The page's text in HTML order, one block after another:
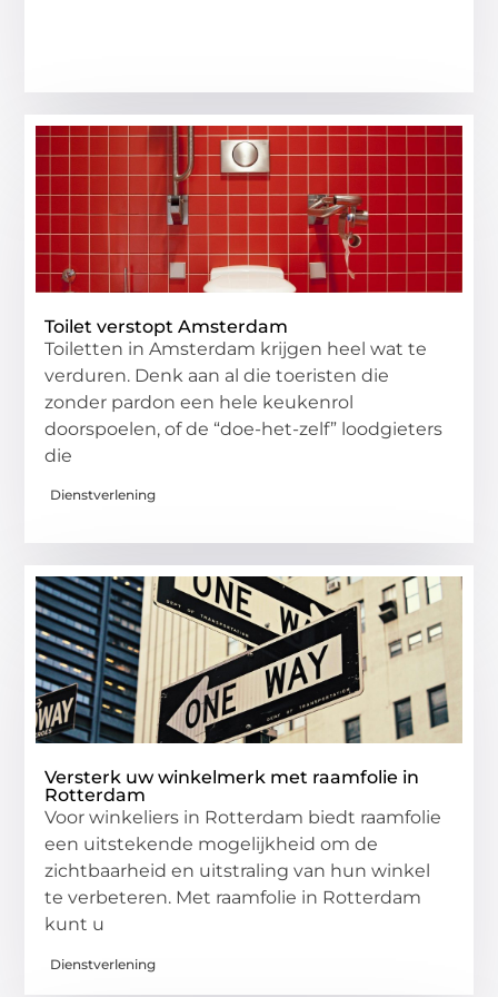
Toilet verstopt Amsterdam
Toiletten in Amsterdam krijgen heel wat te
verduren. Denk aan al die toeristen die
zonder pardon een hele keukenrol
doorspoelen, of de “doe-het-zelf” loodgieters
die
Dienstverlening
Versterk uw winkelmerk met raamfolie in
Rotterdam
Voor winkeliers in Rotterdam biedt raamfolie
een uitstekende mogelijkheid om de
zichtbaarheid en uitstraling van hun winkel
te verbeteren. Met raamfolie in Rotterdam
kunt u
Dienstverlening